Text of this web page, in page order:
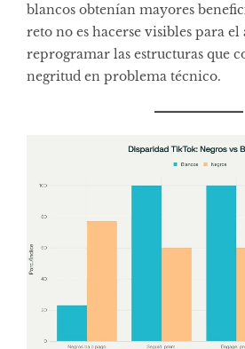
blancos obtenían mayores
reto no es hacerse visibles para
reprogramar las estructuras que
negritud en problema técnico.